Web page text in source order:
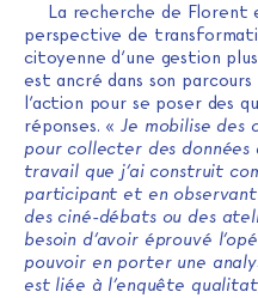
La recherche de
perspective de
citoyenne d’une gestion
est ancré dans son
l’action pour se poser des
réponses. «Je mobilise des
pour collecter des
travail que j’ai construit
participant et en observant
des ciné-débats ou des
besoin d’avoir éprouvé
pouvoir en porter une
est liée à l’enquête